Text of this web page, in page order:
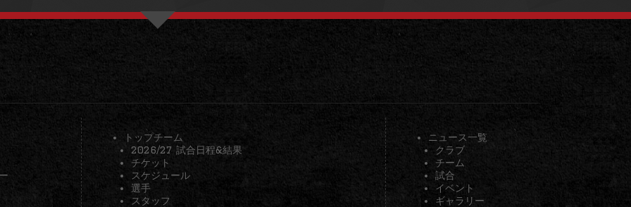
トップチーム
2026/27 試合日程&結果
チケット
スケジュール
選手
スタッフ
ニュース一覧
クラブ
チーム
試合
イベント
ギャラリー